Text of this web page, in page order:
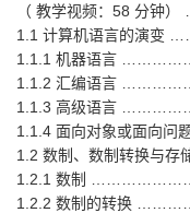
（ 教学视频：58 分钟）
1.1 计算机语言的
1.1.1 机器语言
1.1.2 汇编语言
1.1.3 高级语言
1.1.4 面向对象或面向
1.2 数制、数制转换
1.2.1 数制
1.2.2 数制的转换